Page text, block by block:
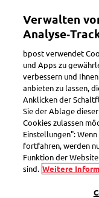
Toggle navigation
Zoll
Wann
als
Verwalten
bpost verwendet
und Apps zu
verbessern und
anbieten zu lassen,
Anklicken der
Sie der Ablage
Cookies zulassen
Einstellungen":
fortfahren, werden
Funktion der
sind. Weitere